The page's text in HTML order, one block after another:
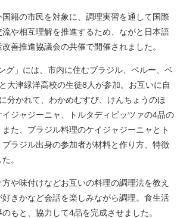
籍の市民を対象に、調理実習を通して国際
や相互理解を推進するため、ながと日本語
善推進協議会の共催で開催されました。
グ」には、市内に住むブラジル、ペルー、ベ
大津緑洋高校の生徒8人が参加。お互いに自
分かれて、わかめむすび、けんちょうのほ
ジャジーニャ、トルタディピッツァの4品の
た、ブラジル料理のケイジャジーニャとト
ラジル出身の参加者が材料と作り方、特徴
。
や味付けなどお互いの料理の調理法を教え
きかなど会話を楽しみながら調理。食生活
もと、協力して4品を完成させました。